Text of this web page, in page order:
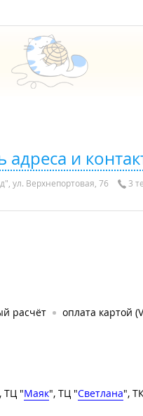
адреса и
ул. Верхнепортовая, 76 3
расчёт оплата картой
ТЦ "Маяк", ТЦ "Светлана",